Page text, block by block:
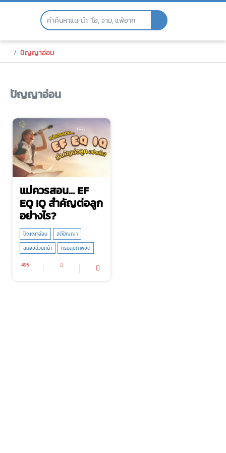
Skip
ปัญญาอ่อน
ปัญญาอ่อน
แม่ควรสอน… EF
EQ IQ สำคัญต่อลูก
อย่างไร?
ปัญญาอ่อน
สติปัญญา
สมองส่วนหน้า
กรมสุขภาพจิต
495